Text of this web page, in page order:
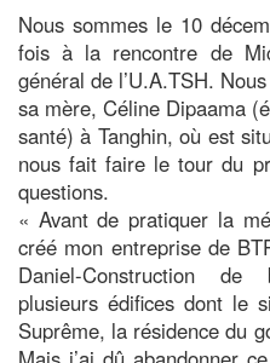
Nous sommes le 10
fois à la rencontre de
général de l’U.A.TSH.
sa mère, Céline Dipaama
santé) à Tanghin, où est
nous fait faire le tour du
questions.
« Avant de pratiquer la
créé mon entreprise de
Daniel-Construction de
plusieurs édifices dont le
Suprême, la résidence du